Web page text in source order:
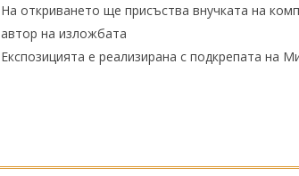
На откриването ще присъства внучката на
автор на изложбата
Експозицията е реализирана с подкрепата на